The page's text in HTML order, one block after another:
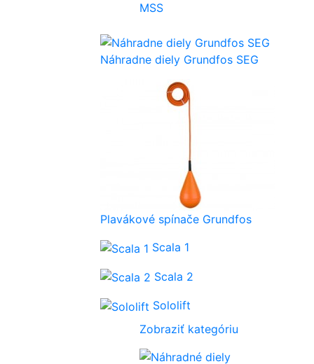
MSS
Náhradne diely Grundfos SEG
Plavákové spínače Grundfos
Scala 1
Scala 2
Sololift
Zobraziť kategóriu